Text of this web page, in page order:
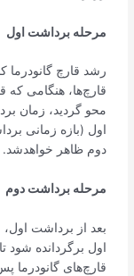
مرحله برداشت اول
رشد قارچ
قارچ‌­ها، هنگامی که
محو گردید، زمان
اول (بازه زمانی
دوم ظاهر خواهد­شد.
مرحله برداشت دوم
بعد از برداشت
اول برگردانده
قارچ­‌های